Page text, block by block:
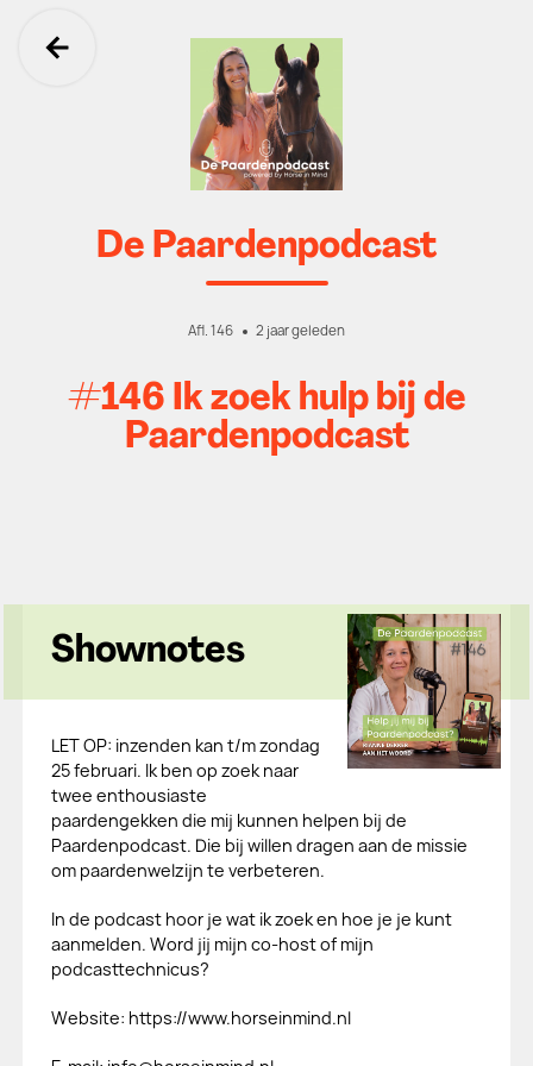
Ga terug
De Paardenpodcast
Afl. 146 2 jaar geleden
#146 Ik zoek hulp bij de
Paardenpodcast
Shownotes
LET OP: inzenden kan t/m zondag
25 februari. Ik ben op zoek naar
twee enthousiaste
paardengekken die mij kunnen helpen bij de
Paardenpodcast. Die bij willen dragen aan de missie
om paardenwelzijn te verbeteren.
In de podcast hoor je wat ik zoek en hoe je je kunt
aanmelden. Word jij mijn co-host of mijn
podcasttechnicus?
Website: https://www.horseinmind.nl